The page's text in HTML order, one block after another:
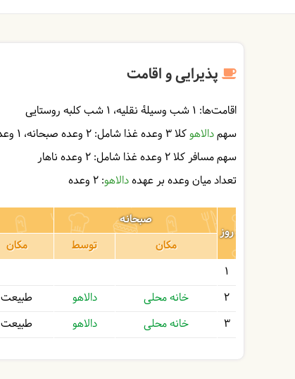
پذیرایی و اقامت
اقامت‌ها: 1 شب وسیلۀ نقلیه
1 شب کلبه روستایی
سهمدالاهوکلا 3 وعده غذا شامل: 2 وعده صبحانه
1 وعده شام
سهم مسافر کلا 2 وعده غذا شامل:
2 وعده ناهار
تعداد میان وعده بر عهدهدالاهو: 2 وعده
روز
صبحانه
مکان
توسط مکان
1
2
خانه محلی دالاهو طبیعت
3
خانه محلی دالاهو طبیعت